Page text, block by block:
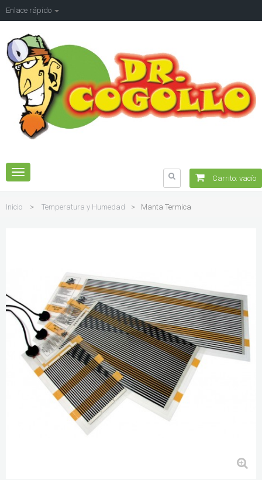
Enlace rápido
Carrito: vacío
Navegación
Toggle
Inicio > Temperatura y Humedad > Manta Termica